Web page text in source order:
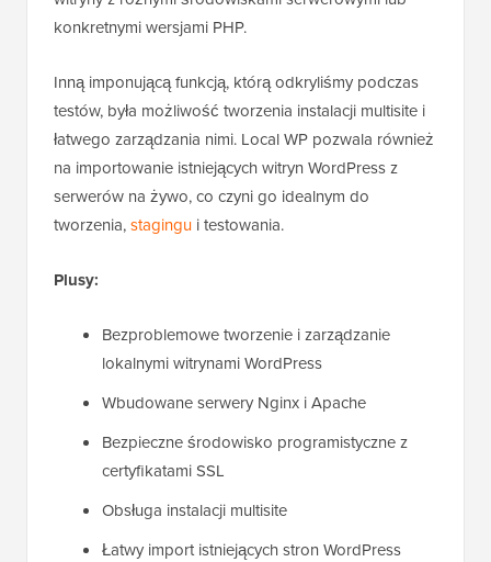
konkretnymi wersjami PHP.
Inną imponującą funkcją, którą odkryliśmy podczas
testów, była możliwość tworzenia instalacji multisite i
łatwego zarządzania nimi. Local WP pozwala również
na importowanie istniejących witryn WordPress z
serwerów na żywo, co czyni go idealnym do
tworzenia,stagingu i testowania.
Plusy:
Bezproblemowe tworzenie i zarządzanie
lokalnymi witrynami WordPress
Wbudowane serwery Nginx i Apache
Bezpieczne środowisko programistyczne z
certyfikatami SSL
Obsługa instalacji multisite
Łatwy import istniejących stron WordPress